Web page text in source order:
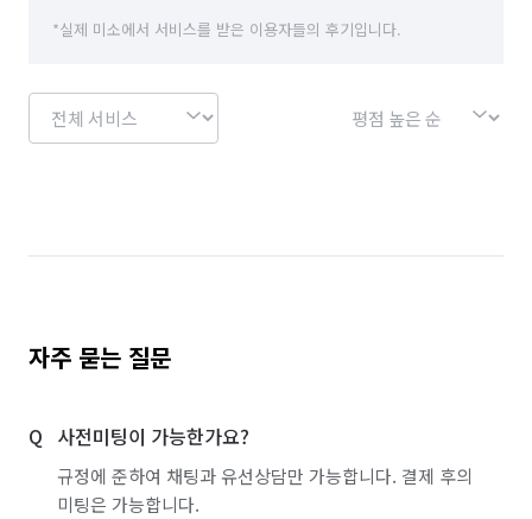
*실제 미소에서 서비스를 받은 이용자들의 후기입니다.
자주 묻는 질문
사전미팅이 가능한가요?
규정에 준하여 채팅과 유선상담만 가능합니다. 결제 후의
미팅은 가능합니다.